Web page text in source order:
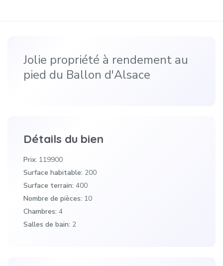
Jolie propriété à rendement au
pied du Ballon d'Alsace
Détails du bien
Prix: 119900
Surface habitable: 200
Surface terrain: 400
Nombre de pièces: 10
Chambres: 4
Salles de bain: 2